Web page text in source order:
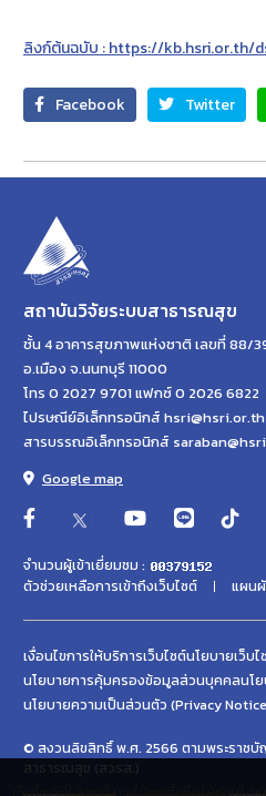
ลิงก์ต้นฉบับ : https://kb.hsri.or.th/
Facebook Twitter
สถาบันวิจัยระบบสาธารณสุข
ชั้น 4 อาคารสุขภาพแห่งชาติ เลขที่ 88/
อ.เมือง จ.นนทบุรี 11000
โทร 0 2027 9701 แฟกซ์ 0 2026 6822
ไปรษณีย์อิเล็กทรอนิกส์ hsri@hsri.or.th
สารบรรณอิเล็กทรอนิกส์
Google map
จำนวนผู้เข้าเยี่ยมชม :
ตัวช่วยเหลือการเข้าถึงเว็บไซต์
แผน
เงื่อนไขการให้บริการเว็บไซต์นโยบายเว็บ
นโยบายการคุ้มครองข้อมูลส่วนบุคคลนโ
นโยบายความเป็นส่วนตัว (Privacy
© สงวนลิขสิทธิ์ พ.ศ. 2566 ตามพระราช
สาธารณสุข (สวรส.)